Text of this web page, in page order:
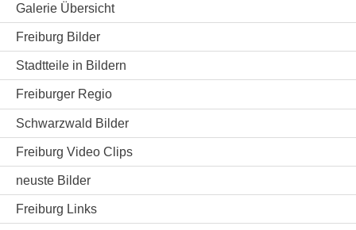
Galerie Übersicht
Freiburg Bilder
Stadtteile in Bildern
Freiburger Regio
Schwarzwald Bilder
Freiburg Video Clips
neuste Bilder
Freiburg Links